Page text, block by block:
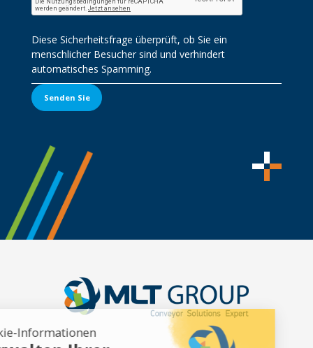
Cookie-Informationen
Diese Sicherheitsfrage überprüft, ob Sie ein
menschlicher Besucher sind und verhindert
automatisches Spamming.
Senden Sie